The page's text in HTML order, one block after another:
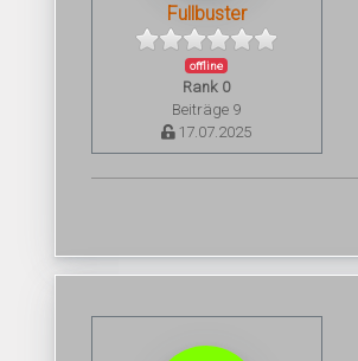
Fullbuster
offline
Rank 0
Beiträge 9
17.07.2025